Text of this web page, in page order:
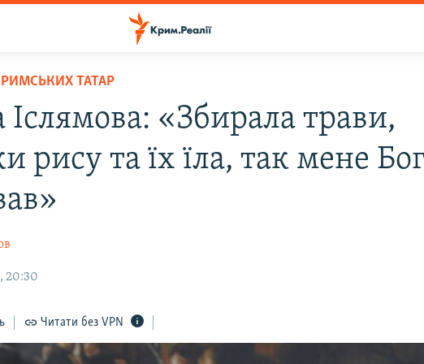
ТАТАР
Іслямова: «Збирала трави,
рису та їх їла, так мене
20:30
Читати без VPN